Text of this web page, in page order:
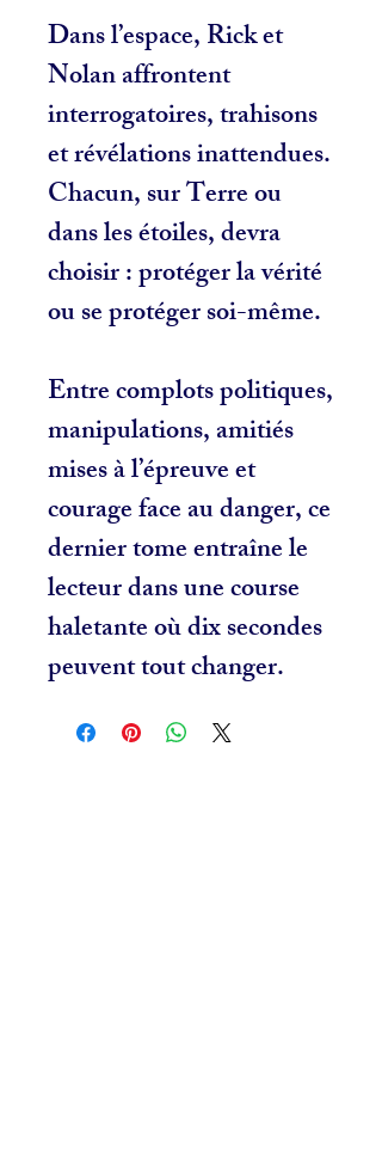
Dans l’espace, Rick et
Nolan affrontent
interrogatoires, trahisons
et révélations inattendues.
Chacun, sur Terre ou
dans les étoiles, devra
choisir : protéger la vérité
ou se protéger soi-même.
Entre complots politiques,
manipulations, amitiés
mises à l’épreuve et
courage face au danger,ce
dernier tome entraîne le
lecteur dans une course
haletante où dix secondes
peuvent tout changer.